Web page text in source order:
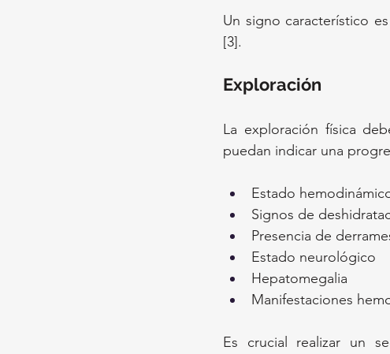
Un signo característico
[3].
Exploración
La exploración física
puedan indicar una
Estado
Signos de
Presencia de
Estado neurológico
Hepatomegalia
Manifestaciones
Es crucial realizar un